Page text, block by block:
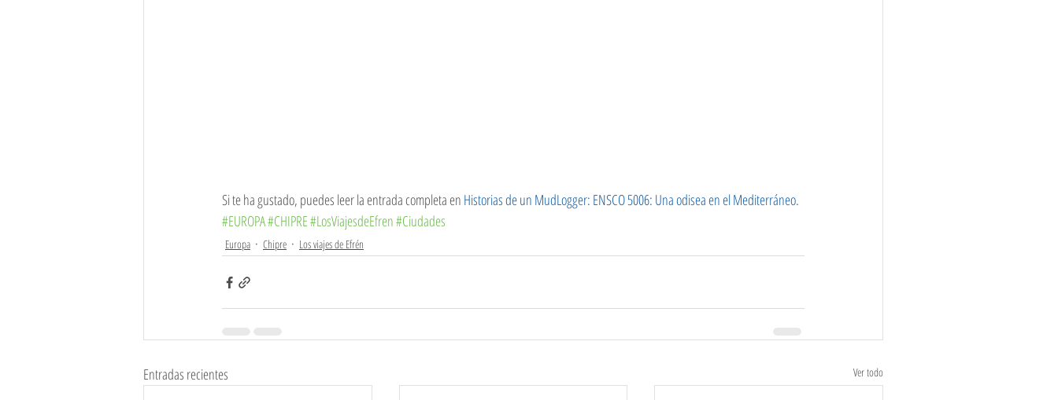
Si te ha gustado, puedes leer la entrada completa en Historias de un MudLogger: ENSCO 5006: Una odisea en el Mediterráneo.
#EUROPA#CHIPRE#LosViajesdeEfren#Ciudades
Europa Chipre Los viajes de Efrén
Entradas recientes Ver todo